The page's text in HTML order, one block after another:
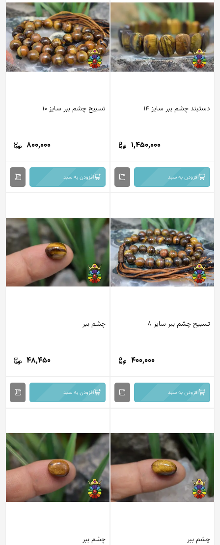
چشم ببر سایز 14
1,450,000
افزودن به سبد
تسبیح چشم ببر سایز 10
800,000
افزودن به سبد
چشم ببر سایز 8
400,000
افزودن به سبد
چشم ببر
48,450
افزودن به سبد
ببر چشم ببر